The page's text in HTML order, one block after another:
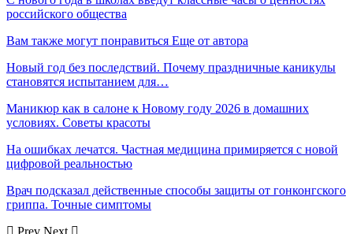
российского общества
Вам также могут понравиться Еще от автора
Новый год без последствий. Почему праздничные каникулы
становятся испытанием для…
Маникюр как в салоне к Новому году 2026 в домашних
условиях. Советы красоты
На ошибках лечатся. Частная медицина примиряется с новой
цифровой реальностью
Врач подсказал действенные способы защиты от гонконгского
гриппа. Точные симптомы
Prev Next